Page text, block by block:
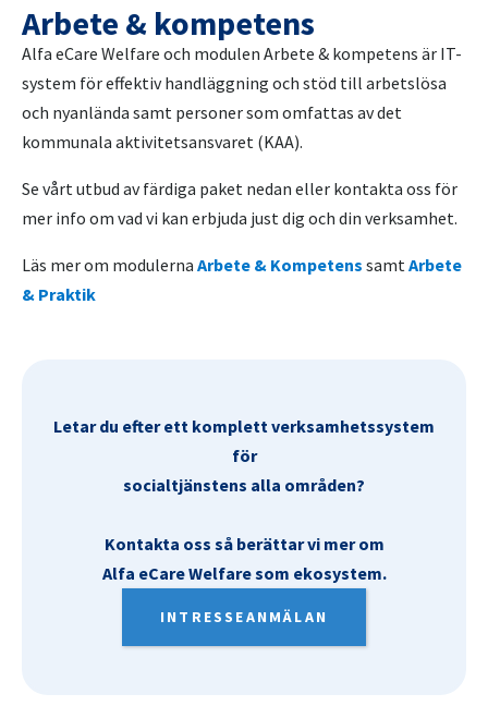
Arbete & kompetens
Alfa eCare Welfare och modulen Arbete & kompetens är IT-
system för effektiv handläggning och stöd till arbetslösa
och nyanlända samt personer som omfattas av det
kommunala aktivitetsansvaret (KAA).
Se vårt utbud av färdiga paket nedan eller kontakta oss för
mer info om vad vi kan erbjuda just dig och din verksamhet.
Läs mer om modulerna Arbete & Kompetens samt Arbete
& Praktik
Letar du efter ett komplett verksamhetssystem
för
socialtjänstens alla områden?
Kontakta oss så berättar vi mer om
Alfa eCare Welfare som ekosystem.
INTRESSEANMÄLAN